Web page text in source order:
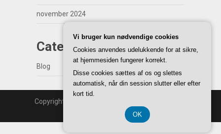
november 2024
Categories
Blog
Copyright | WordPress Theme by
Back to Top ↑
Vi bruger kun nødvendige cookies
Cookies anvendes udelukkende for at sikre,
at hjemmesiden fungerer korrekt.
Disse cookies sættes af os og slettes
automatisk, når din session slutter eller efter
kort tid.
OK